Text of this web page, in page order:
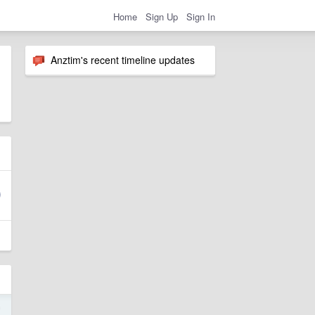
Home Sign Up Sign In
Anztim's recent timeline updates